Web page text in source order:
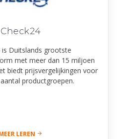
Check24
is Duitslands grootste
met meer dan 15 miljoen
biedt prijsvergelijkingen voor
productgroepen.
LEREN